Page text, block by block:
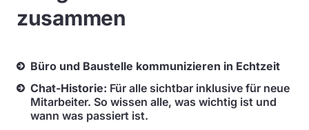
zusammen
Büro und Baustelle kommunizieren in Echtzeit
Chat-Historie: Für alle sichtbar inklusive für neue
Mitarbeiter. So wissen alle, was wichtig ist und
wann was passiert ist.